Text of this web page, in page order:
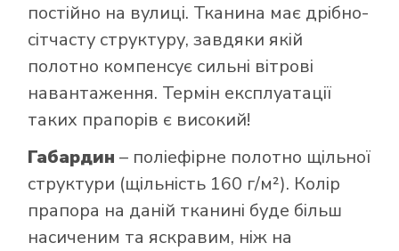
постійно на вулиці. Тканина має дрібно-
сітчасту структуру, завдяки якій
полотно компенсує сильні вітрові
навантаження. Термін експлуатації
таких прапорів є високий!
Габардин – поліефірне полотно щільної
структури (щільність 160 г/м²). Колір
прапора на даній тканині буде більш
насиченим та яскравим, ніж на